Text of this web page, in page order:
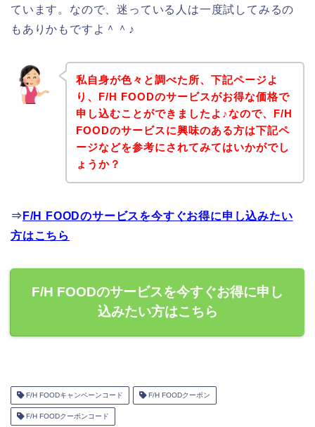
ています。なので、迷っている人は一度試してみるの
もありかもですよ＾＾♪
私自身が色々と調べた所、下記ページよ
り、F/H FOODのサービスがお得な価格で
申し込むことができましたよ♪なので、F/H
FOODのサービスに興味のある方は下記ペ
ージなどを参考にされてみてはいかがでし
ょうか？
⇒ F/H FOODのサービスを今すぐお得に申し込みたい
方はこちら
F/H FOODのサービスを今すぐお得に申し
込みたい方はこちら
F/H FOODキャンペーンコード F/H FOODクーポン
F/H FOODクーポンコード